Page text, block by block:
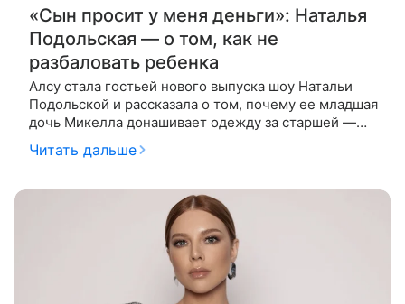
«Сын просит у меня деньги»: Наталья
Подольская — о том, как не
разбаловать ребенка
Алсу стала гостьей нового выпуска шоу Натальи
Подольской и рассказала о том, почему ее младшая
дочь Микелла донашивает одежду за старшей —
постоянной рубрики. В ней певица
Читать дальше